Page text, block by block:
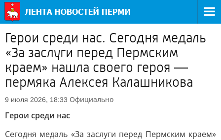
Герои среди нас. Сегодня медаль
«За заслуги перед Пермским
краем» нашла своего героя —
пермяка Алексея Калашникова
9 июля 2026, 18:33 Официально
Герои среди нас
Сегодня медаль «За заслуги перед Пермским краем»